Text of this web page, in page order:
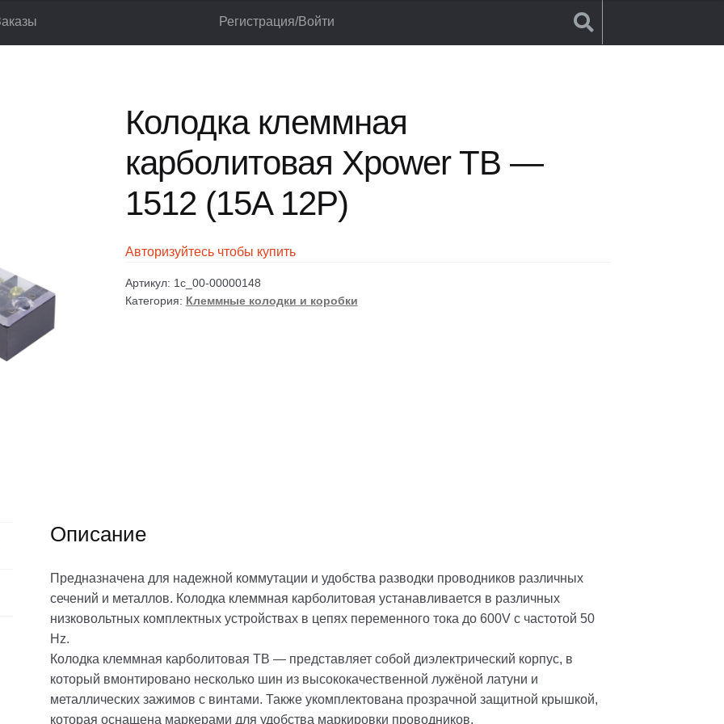
Регистрация/Войти
Колодка клеммная карболитовая Xpower TB — 1512 (15A 12P)
Колодка клеммная
карболитовая Xpower TB —
1512 (15A 12P)
Авторизуйтесь чтобы купить
Артикул: 1c_00-00000148
Категория: Клеммные колодки и коробки
Описание
Предназначена для надежной коммутации и удобства разводки проводников различных
сечений и металлов. Колодка клеммная карболитовая устанавливается в различных
низковольтных комплектных устройствах в цепях переменного тока до 600V с частотой 50
Hz.
Колодка клеммная карболитовая TВ — представляет собой диэлектрический корпус, в
который вмонтировано несколько шин из высококачественной лужёной латуни и
металлических зажимов с винтами. Также укомплектована прозрачной защитной крышкой,
которая оснащена маркерами для удобства маркировки проводников.